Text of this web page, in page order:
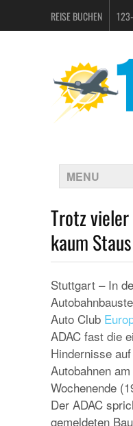
REISE BUCHEN
MENU
Trotz
kaum
Stuttgart – In
Auto Club
ADAC fast die
Hindernisse
Autobahnen
Wochenende
Der ADAC
gemeldeten